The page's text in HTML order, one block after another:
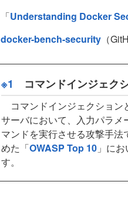
「Understanding Docker
docker-bench-security （
※1 コマンドインジェク
コマンドインジェクション
サーバにおいて、入力パラメ
マンドを実行させる攻撃手
めた「OWASP Top 10 」に
す。